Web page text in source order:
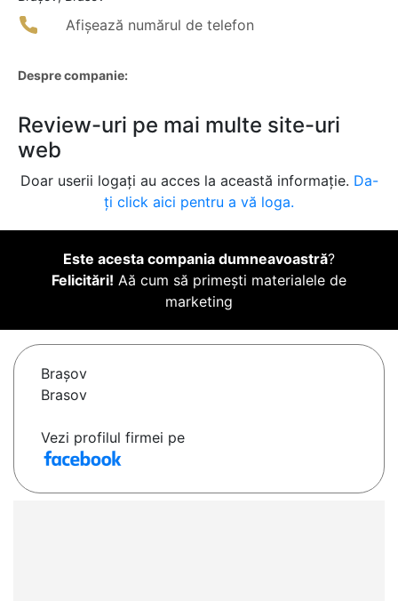
Afișează numărul de telefon
Despre companie:
Review-uri pe mai multe site-uri
web
Doar userii logați au acces la această informație. Da-
ți click aici pentru a vă loga.
Este acesta compania dumneavoastră?
Felicitări! Aă cum să primești materialele de
marketing
Braşov
Brasov
Vezi profilul firmei pe